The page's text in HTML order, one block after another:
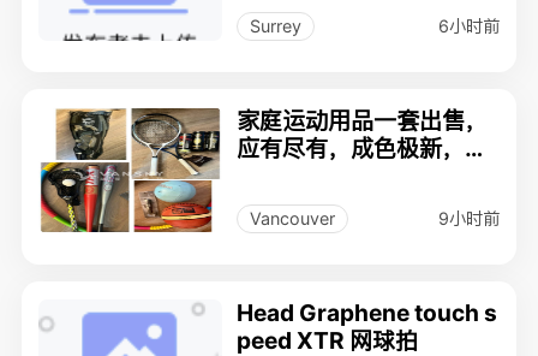
Surrey 6小时前
家庭运动用品一套出售，
应有尽有，成色极新，少
Vancouver 9小时前
Head Graphene touch s
peed XTR 网球拍